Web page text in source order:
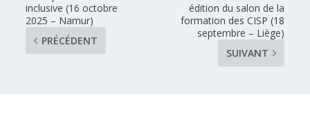
inclusive (16 octobre
2025 – Namur)
PRÉCÉDENT
édition du salon de la
formation des CISP (18
septembre – Liège)
SUIVANT